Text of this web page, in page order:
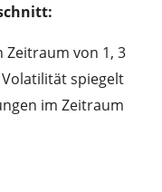
Zeitraum von 1, 3
spiegelt
im Zeitraum